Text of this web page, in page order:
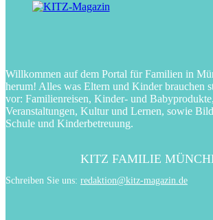
Willkommen auf dem Portal für Familien in
herum! Alles was Eltern und Kinder brauchen
vor: Familienreisen, Kinder- und
Veranstaltungen, Kultur und Lernen, sowie
Schule und Kinderbetreuung.
KITZ FAMILIE
Schreiben Sie uns: redaktion@kitz-magazin.de